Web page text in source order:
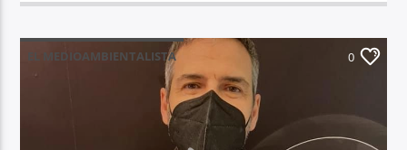
EL MEDIOAMBIENTALISTA 0